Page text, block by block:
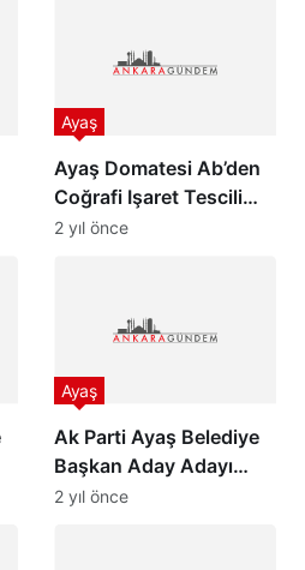
Ayaş Domatesi Ab’den
Coğrafi Işaret Tescili
Aldı
Ayaş
2 yıl önce
Ak Parti Ayaş Belediye
Başkan Aday Adayı
Sakin Gökmen, “Yeni Bir
Ayaş
2 yıl önce